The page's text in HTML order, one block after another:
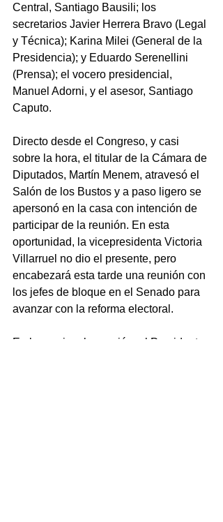
Central, Santiago Bausili; los
secretarios Javier Herrera Bravo (Legal
y Técnica); Karina Milei (General de la
Presidencia); y Eduardo Serenellini
(Prensa); el vocero presidencial,
Manuel Adorni, y el asesor, Santiago
Caputo.
Directo desde el Congreso, y casi
sobre la hora, el titular de la Cámara de
Diputados, Martín Menem, atravesó el
Salón de los Bustos y a paso ligero se
apersonó en la casa con intención de
participar de la reunión. En esta
oportunidad, la vicepresidenta Victoria
Villarruel no dio el presente, pero
encabezará esta tarde una reunión con
los jefes de bloque en el Senado para
avanzar con la reforma electoral.
En la previa a la reunión, el Presidente